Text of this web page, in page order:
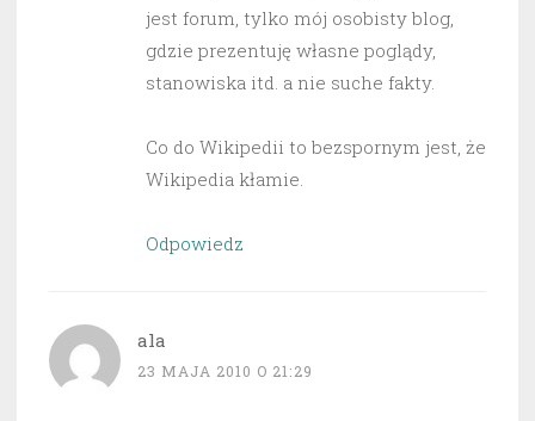
jest forum, tylko mój osobisty blog,
gdzie prezentuję własne poglądy,
stanowiska itd. a nie suche fakty.
Co do Wikipedii to bezspornym jest, że
Wikipedia kłamie.
Odpowiedz
ala
23 MAJA 2010 O 21:29